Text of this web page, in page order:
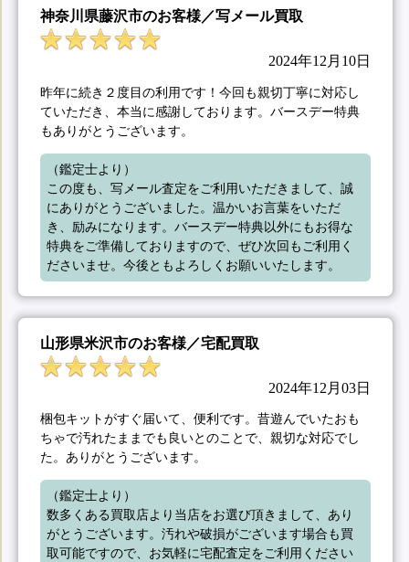
神奈川県藤沢市のお客様／写メール買取
2024年12月10日
昨年に続き２度目の利用です！今回も親切丁寧に対応し
ていただき、本当に感謝しております。バースデー特典
もありがとうございます。
（鑑定士より）
この度も、写メール査定をご利用いただきまして、誠
にありがとうございました。温かいお言葉をいただ
き、励みになります。バースデー特典以外にもお得な
特典をご準備しておりますので、ぜひ次回もご利用く
ださいませ。今後ともよろしくお願いいたします。
山形県米沢市のお客様／宅配買取
2024年12月03日
梱包キットがすぐ届いて、便利です。昔遊んでいたおも
ちゃで汚れたままでも良いとのことで、親切な対応でし
た。ありがとうございます。
（鑑定士より）
数多くある買取店より当店をお選び頂きまして、あり
がとうございます。汚れや破損がございます場合も買
取可能ですので、お気軽に宅配査定をご利用ください